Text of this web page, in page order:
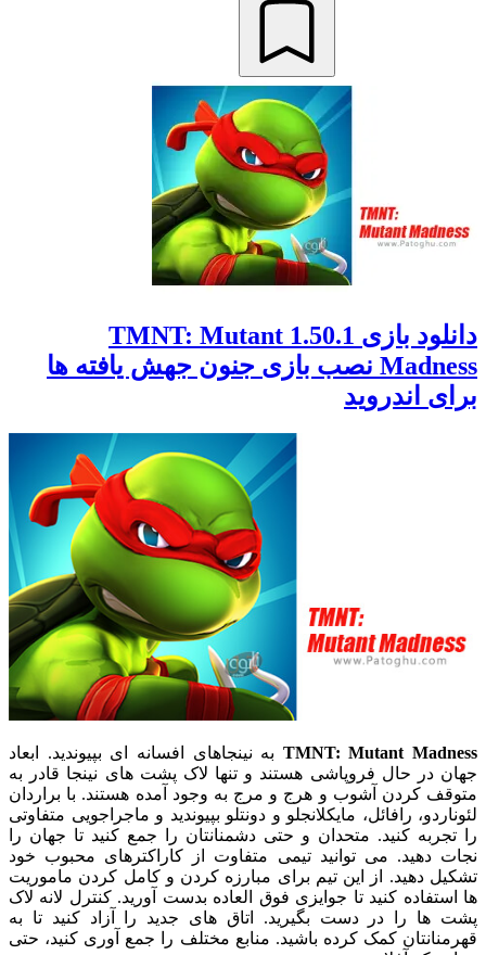
دانلود بازی 1.50.1 TMNT: Mutant
Madness نصب بازی جنون جهش یافته ها
برای اندروید
TMNT: Mutant Madness به نینجاهای افسانه ای بپیوندید. ابعاد
جهان در حال فروپاشی هستند و تنها لاک پشت های نینجا قادر به
متوقف کردن آشوب و هرج و مرج به وجود آمده هستند. با براردان
لئوناردو، رافائل، مایکلانجلو و دونتلو بپیوندید و ماجراجویی متفاوتی
را تجربه کنید. متحدان و حتی دشمنانتان را جمع کنید تا جهان را
نجات دهید. می توانید تیمی متفاوت از کاراکترهای محبوب خود
تشکیل دهید. از این تیم برای مبارزه کردن و کامل کردن ماموریت
ها استفاده کنید تا جوایزی فوق العاده بدست آورید. کنترل لانه لاک
پشت ها را در دست بگیرید. اتاق های جدید را آزاد کنید تا به
قهرمنانتان کمک کرده باشید. منابع مختلف را جمع آوری کنید، حتی